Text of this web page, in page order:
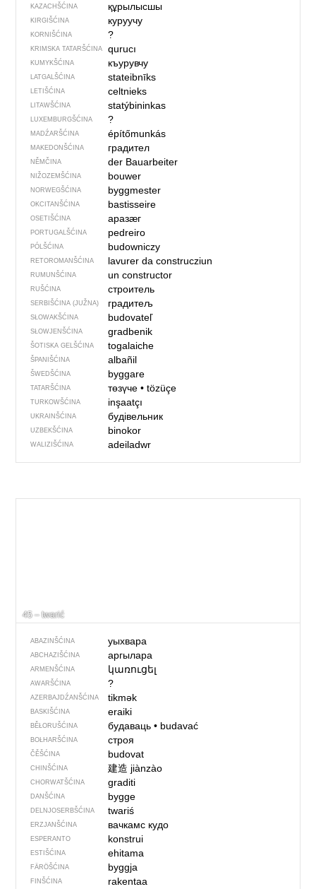
KAZACHŠĆINA құрылысшы
KIRGIŠĆINA куруучу
KORNIŠĆINA ?
KRIMSKA TATARŠĆINA qurucı
KUMYKŠĆINA къурувчу
LATGALŠĆINA stateibnīks
LETIŠĆINA celtnieks
LITAWŠĆINA statýbininkas
LUXEMBURGŠĆINA ?
MADŹARŠĆINA építőmunkás
MAKEDONŠĆINA градител
NĚMČINA der Bauarbeiter
NIŽOZEMŠĆINA bouwer
NORWEGŠĆINA byggmester
OKCITANŠĆINA bastisseire
OSETIŠĆINA аразӕг
PORTUGALŠĆINA pedreiro
PÓLŠĆINA budowniczy
RETOROMANŠĆINA lavurer da construcziun
RUMUNŠĆINA un constructor
RUŠĆINA строитель
SERBIŠĆINA (JUŽNA) градитељ
SŁOWAKŠĆINA budovateľ
SŁOWJENŠĆINA gradbenik
ŠOTISKA GELŠĆINA togalaiche
ŠPANIŠĆINA albañil
ŠWEDŠĆINA byggare
TATARŠĆINA төзүче• tözüçe
TURKOWŠĆINA inşaatçı
UKRAINŠĆINA будівельник
UZBEKŠĆINA binokor
WALIZIŠĆINA adeiladwr
45 – twarić
ABAZINŠĆINA уыхвара
ABCHAZIŠĆINA аргылара
ARMENŠĆINA կառուցել
AWARŠĆINA ?
AZERBAJDŹANŠĆINA tikmək
BASKIŠĆINA eraiki
BĚŁORUŠĆINA будаваць• budavać
BOŁHARŠĆINA строя
ČĚŠĆINA budovat
CHINŠĆINA 建造 jiànzào
CHORWATŠĆINA graditi
DANŠĆINA bygge
DELNJOSERBŠĆINA twariś
ERZJANŠĆINA вачкамс кудо
ESPERANTO konstrui
ESTIŠĆINA ehitama
FÄRÖŠĆINA byggja
FINŠĆINA rakentaa